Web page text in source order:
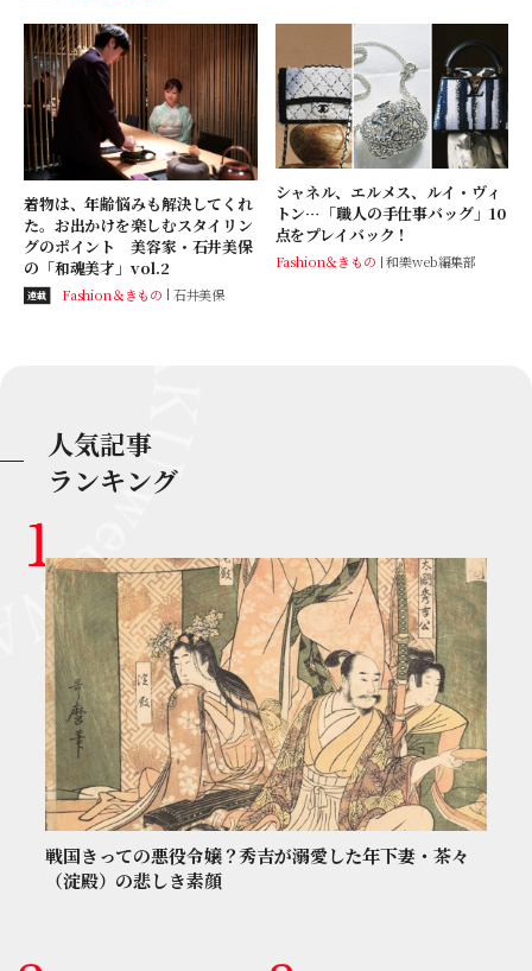
着物は、年齢悩みも解決してくれ
た。お出かけを楽しむスタイリン
グのポイント 美容家・石井美保
の「和魂美才」vol.2
連載 Fashion＆きもの 石井美保
シャネル、エルメス、ルイ・ヴィ
トン…「職人の手仕事バッグ」10
点をプレイバック！
Fashion＆きもの 和樂web編集部
人気記事
ランキング
戦国きっての悪役令嬢？秀吉が溺愛した年下妻・茶々
（淀殿）の悲しき素顔